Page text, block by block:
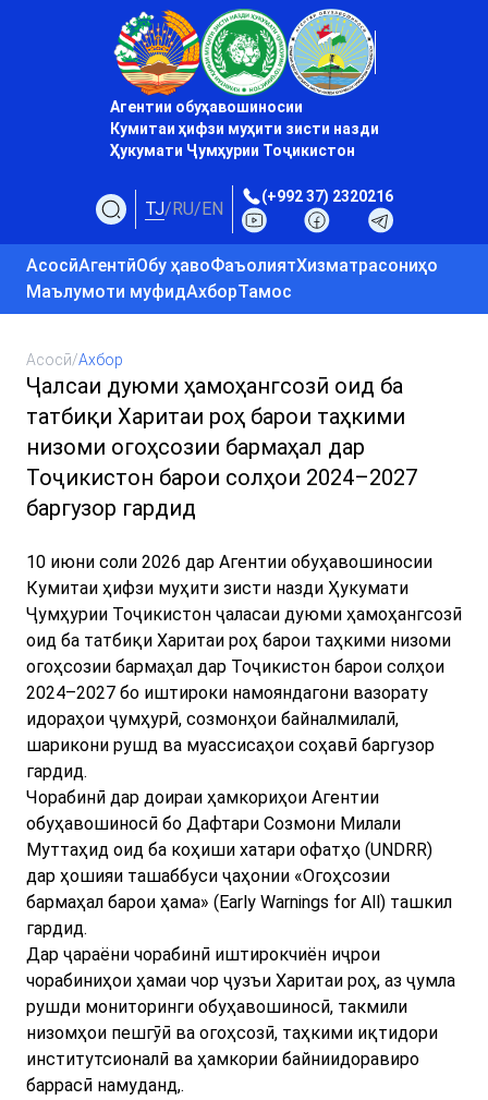
Агентии обуҳавошиносии
Кумитаи ҳифзи муҳити зисти назди
Ҳукумати Ҷумҳурии Тоҷикистон
TJ/RU/EN
(+992 37) 2320216
АсосӣАгентӣОбу ҳавоФаъолиятХизматрасониҳо
Маълумоти муфидАхборТамос
Асосӣ/Ахбор
Ҷалсаи дуюми ҳамоҳангсозӣ оид ба
татбиқи Харитаи роҳ барои таҳкими
низоми огоҳсозии бармаҳал дар
Тоҷикистон барои солҳои 2024–2027
баргузор гардид
10 июни соли 2026 дар Агентии обуҳавошиносии
Кумитаи ҳифзи муҳити зисти назди Ҳукумати
Ҷумҳурии Тоҷикистон ҷаласаи дуюми ҳамоҳангсозӣ
оид ба татбиқи Харитаи роҳ барои таҳкими низоми
огоҳсозии бармаҳал дар Тоҷикистон барои солҳои
2024–2027 бо иштироки намояндагони вазорату
идораҳои ҷумҳурӣ, созмонҳои байналмилалӣ,
шарикони рушд ва муассисаҳои соҳавӣ баргузор
гардид.
Чорабинӣ дар доираи ҳамкориҳои Агентии
обуҳавошиносӣ бо Дафтари Созмони Милали
Муттаҳид оид ба коҳиши хатари офатҳо (UNDRR)
дар ҳошияи ташаббуси ҷаҳонии «Огоҳсозии
бармаҳал барои ҳама» (Early Warnings for All) ташкил
гардид.
Дар ҷараёни чорабинӣ иштирокчиён иҷрои
чорабиниҳои ҳамаи чор ҷузъи Харитаи роҳ, аз ҷумла
рушди мониторинги обуҳавошиносӣ, такмили
низомҳои пешгӯӣ ва огоҳсозӣ, таҳкими иқтидори
институтсионалӣ ва ҳамкории байниидоравиро
баррасӣ намуданд,.